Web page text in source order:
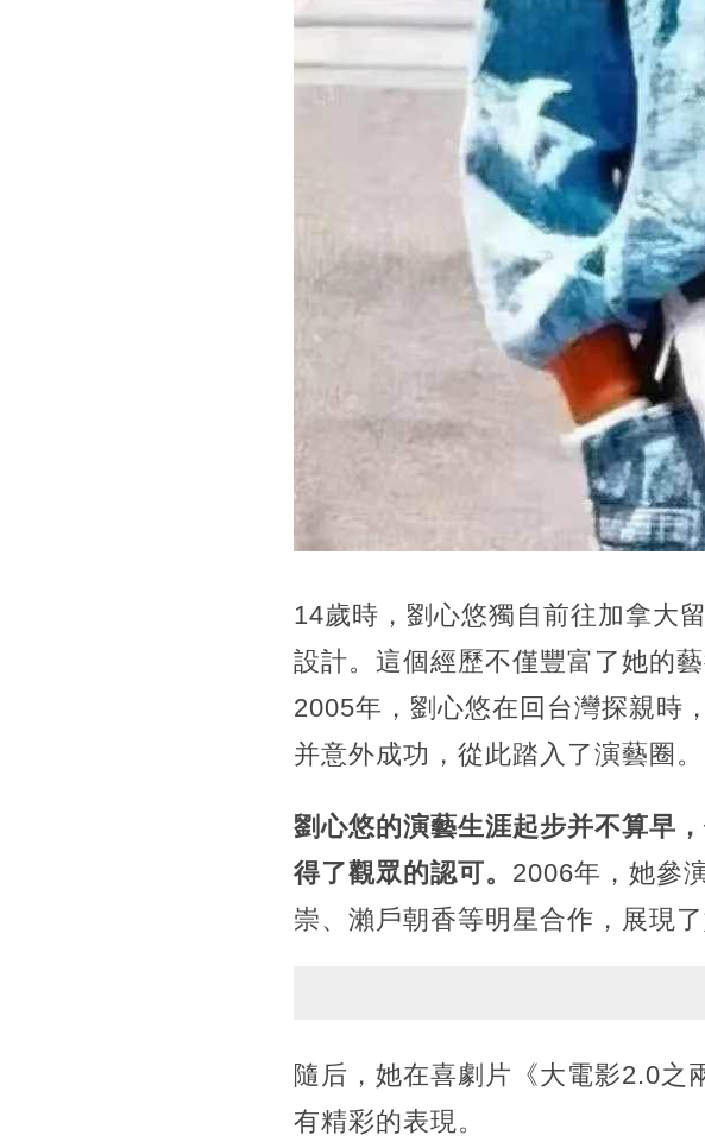
14歲時，劉心悠獨自前往加拿大
設計。這個經歷不僅豐富了她的
2005年，劉心悠在回台灣探親時
并意外成功，從此踏入了演藝圈。
劉心悠的演藝生涯起步并不算早
得了觀眾的認可。 2006年，她參
崇、瀨戶朝香等明星合作，展現
隨后，她在喜劇片《大電影2.0之
有精彩的表現。